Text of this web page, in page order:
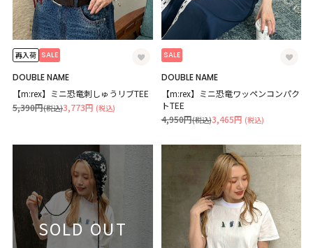
再入荷 SALE
DOUBLE NAME
【m:rex】ミニ恐竜刺しゅうリブTEE
3,773円 (税込)
5,390円(税込)
SALE
DOUBLE NAME
【m:rex】ミニ恐竜ワッペンコンパク
トTEE
3,465円 (税込)
4,950円(税込)
SOLD OUT